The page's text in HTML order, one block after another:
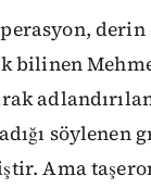
bilinen
söylenen
Ama